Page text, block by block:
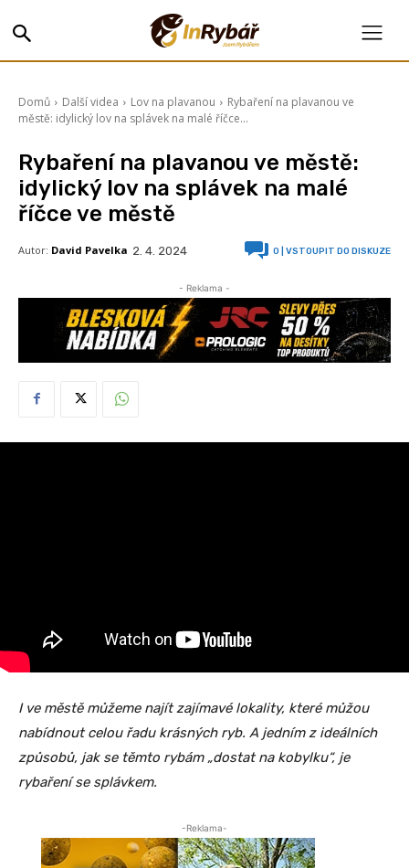
Domů Další videa Lov na plavanou
Rybaření na plavanou ve
městě: idylický lov na splávek na malé říčce...
Rybaření na plavanou ve městě:
idylický lov na splávek na malé
říčce ve městě
Autor: David Pavelka 2. 4. 2024 0 | VSTOUPIT DO DISKUZE
- Reklama -
I ve městě můžeme najít zajímavé lokality, které můžou
nabídnout celou řadu krásných ryb. A jedním z ideálních
způsobů, jak se těmto rybám „dostat na kobylku“, je
rybaření se splávkem.
-Reklama-